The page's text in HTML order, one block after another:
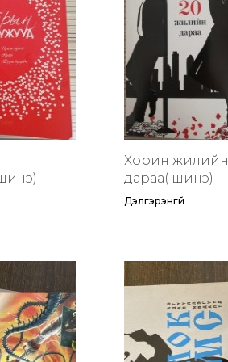
Хорин жилийн
дараа( шинэ)
Дэлгэрэнгүй